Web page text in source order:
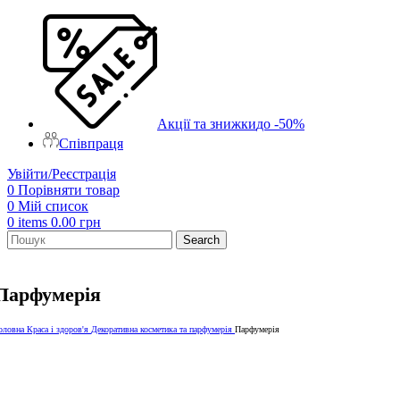
Акції та знижкидо -50%
Співпраця
Увійти/Реєстрація
0 Порівняти товар
0 Мій список
0 items 0.00 грн
Search
Краса і здоров'я Декоративна косметика та парфумерія Парфумерія